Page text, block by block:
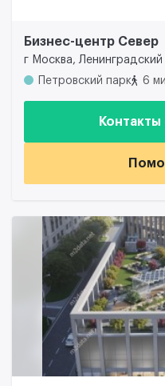
Бизнес-центр Север
г Москва, Ленинградский
Петровский парк
6